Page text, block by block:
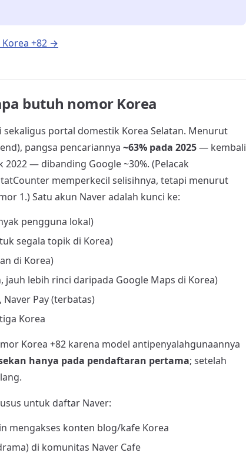
+82 →
butuh nomor Korea
sekaligus portal domestik Korea Selatan. Menurut
pangsa pencariannya ~63% pada 2025— kembali
— dibanding Google ~30%. (Pelacak
memperkecil selisihnya, tetapi menurut
1.) Satu akun Naver adalah kunci ke:
pengguna lokal)
segala topik di Korea)
di Korea)
jauh lebih rinci daripada Google Maps di Korea)
Pay (terbatas)
Korea
Korea +82 karena model antipenyalahgunaannya
hanya pada pendaftaran pertama; setelah
untuk daftar Naver:
mengakses konten blog/kafe Korea
di komunitas Naver Cafe